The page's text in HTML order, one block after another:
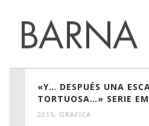
«Y… DESPUÉS UNA
TORTUOSA…» SERIE
2015, GRAFICA